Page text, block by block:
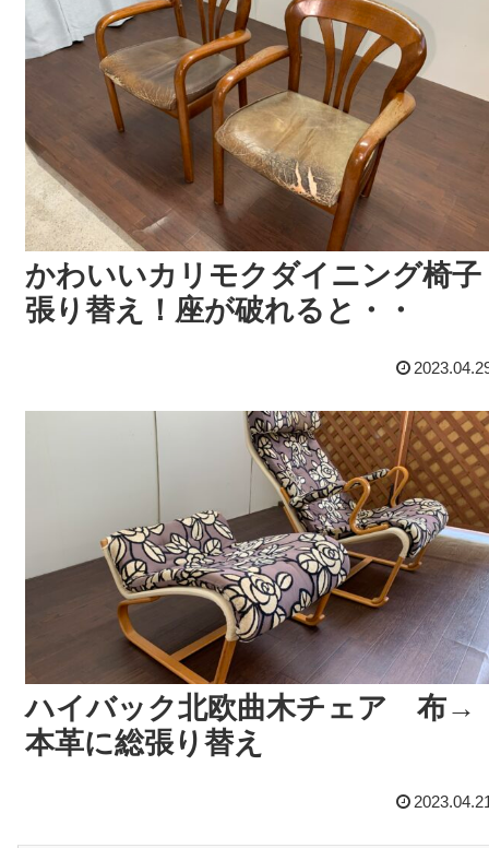
かわいいカリモクダイニング椅子
張り替え！座が破れると・・
ハイバック北欧曲木チェア 布→
本革に総張り替え